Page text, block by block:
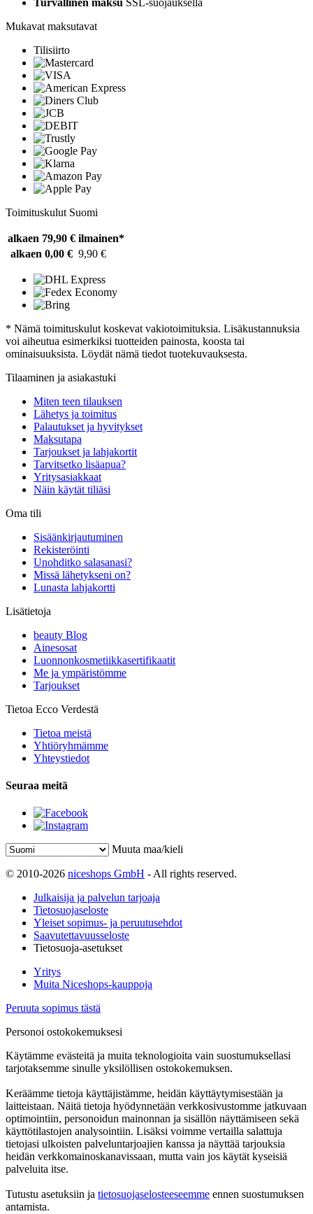
Turvallinen maksu SSL-suojauksella
Mukavat maksutavat
Tilisiirto
Toimituskulut Suomi
alkaen 79,90 € ilmainen*
alkaen 0,00 € 9,90 €
* Nämä toimituskulut koskevat vakiotoimituksia. Lisäkustannuksia
voi aiheutua esimerkiksi tuotteiden painosta, koosta tai
ominaisuuksista. Löydät nämä tiedot tuotekuvauksesta.
Tilaaminen ja asiakastuki
Miten teen tilauksen
Lähetys ja toimitus
Palautukset ja hyvitykset
Maksutapa
Tarjoukset ja lahjakortit
Tarvitsetko lisäapua?
Yritysasiakkaat
Näin käytät tiliäsi
Oma tili
Sisäänkirjautuminen
Rekisteröinti
Unohditko salasanasi?
Missä lähetykseni on?
Lunasta lahjakortti
Lisätietoja
beauty Blog
Ainesosat
Luonnonkosmetiikkasertifikaatit
Me ja ympäristömme
Tarjoukset
Tietoa Ecco Verdestä
Tietoa meistä
Yhtiöryhmämme
Yhteystiedot
Seuraa meitä
Muuta maa/kieli
© 2010-2026 niceshops GmbH - All rights reserved.
Julkaisija ja palvelun tarjoaja
Tietosuojaseloste
Yleiset sopimus- ja peruutusehdot
Saavutettavuusseloste
Tietosuoja-asetukset
Yritys
Muita Niceshops-kauppoja
Peruuta sopimus tästä
Personoi ostokokemuksesi
Käytämme evästeitä ja muita teknologioita vain suostumuksellasi
tarjotaksemme sinulle yksilöllisen ostokokemuksen.
Keräämme tietoja käyttäjistämme, heidän käyttäytymisestään ja
laitteistaan. Näitä tietoja hyödynnetään verkkosivustomme jatkuvaan
optimointiin, personoidun mainonnan ja sisällön näyttämiseen sekä
käyttötilastojen analysointiin. Lisäksi voimme vertailla salattuja
tietojasi ulkoisten palveluntarjoajien kanssa ja näyttää tarjouksia
heidän verkkomainoskanavissaan, mutta vain jos käytät kyseisiä
palveluita itse.
Tutustu asetuksiin ja tietosuojaselosteeseemme ennen suostumuksen
antamista.